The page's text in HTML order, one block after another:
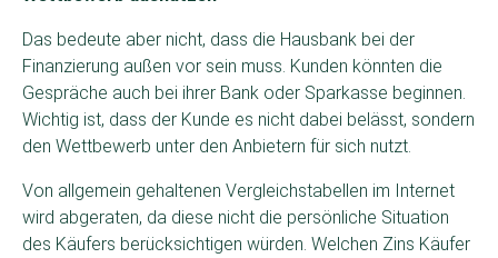
Das bedeute aber nicht, dass die Hausbank bei der
Finanzierung außen vor sein muss. Kunden könnten die
Gespräche auch bei ihrer Bank oder Sparkasse beginnen.
Wichtig ist, dass der Kunde es nicht dabei belässt, sondern
den Wettbewerb unter den Anbietern für sich nutzt.
Von allgemein gehaltenen Vergleichstabellen im Internet
wird abgeraten, da diese nicht die persönliche Situation
des Käufers berücksichtigen würden. Welchen Zins Käufer